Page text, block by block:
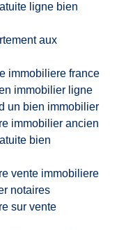
ligne bien
aux
immobiliere france
immobilier ligne
un bien immobilier
immobilier ancien
bien
vente immobiliere
notaires
sur vente